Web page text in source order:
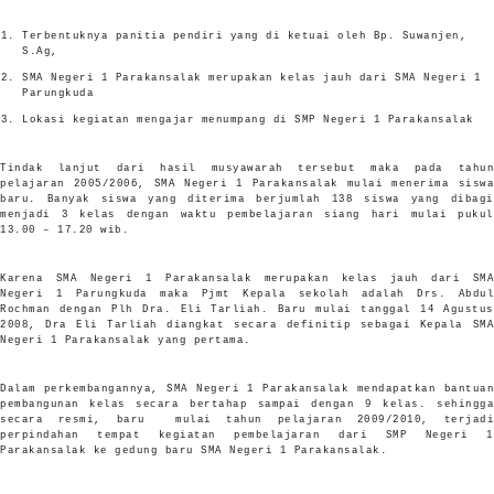
Terbentuknya panitia pendiri yang di ketuai oleh Bp. Suwanjen,
S.Ag,
SMA Negeri 1 Parakansalak merupakan kelas jauh dari SMA Negeri 1
Parungkuda
Lokasi kegiatan mengajar menumpang di SMP Negeri 1 Parakansalak
Tindak lanjut dari hasil musyawarah tersebut maka pada tahun
pelajaran 2005/2006, SMA Negeri 1 Parakansalak mulai menerima siswa
baru. Banyak siswa yang diterima berjumlah 138 siswa yang dibagi
menjadi 3 kelas dengan waktu pembelajaran siang hari mulai pukul
13.00 – 17.20 wib.
Karena SMA Negeri 1 Parakansalak merupakan kelas jauh dari SMA
Negeri 1 Parungkuda maka Pjmt Kepala sekolah adalah Drs. Abdul
Rochman dengan Plh Dra. Eli Tarliah. Baru mulai tanggal 14 Agustus
2008, Dra Eli Tarliah diangkat secara definitip sebagai Kepala SMA
Negeri 1 Parakansalak yang pertama.
Dalam perkembangannya, SMA Negeri 1 Parakansalak mendapatkan bantuan
pembangunan kelas secara bertahap sampai dengan 9 kelas. sehingga
secara resmi, baru mulai tahun pelajaran 2009/2010, terjadi
perpindahan tempat kegiatan pembelajaran dari SMP Negeri 1
Parakansalak ke gedung baru SMA Negeri 1 Parakansalak.